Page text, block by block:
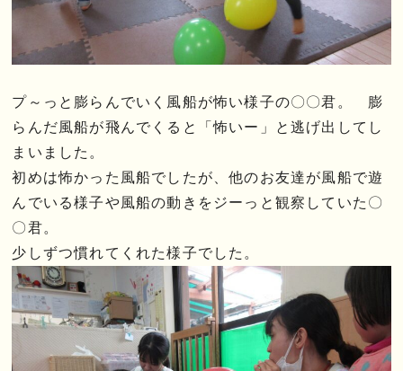
プ～っと膨らんでいく風船が怖い様子の〇〇君。 膨
らんだ風船が飛んでくると「怖いー」と逃げ出してし
まいました。
初めは怖かった風船でしたが、他のお友達が風船で遊
んでいる様子や風船の動きをジーっと観察していた〇
〇君。
少しずつ慣れてくれた様子でした。